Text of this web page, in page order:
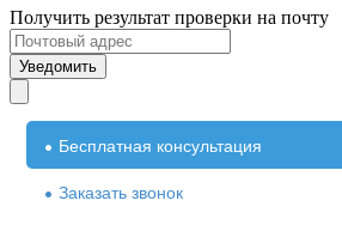
Получить результат проверки на почту
Уведомить